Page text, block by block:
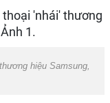
hiệu Samsung,